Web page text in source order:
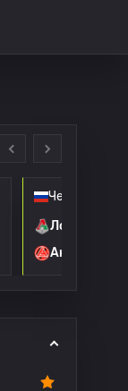
Чемпионат
Локомотив
Акрон